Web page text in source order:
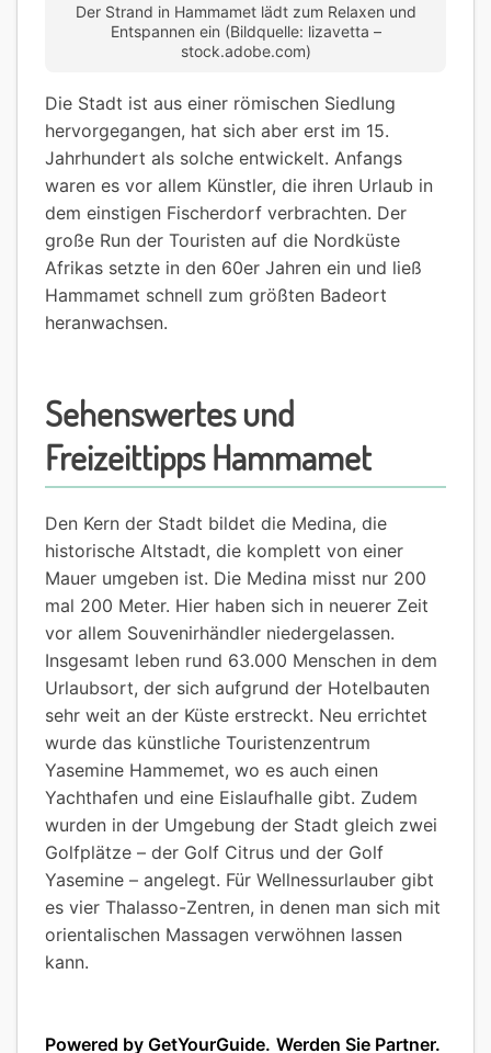
Der Strand in Hammamet lädt zum Relaxen und
Entspannen ein (Bildquelle: lizavetta –
stock.adobe.com)
Die Stadt ist aus einer römischen Siedlung
hervorgegangen, hat sich aber erst im 15.
Jahrhundert als solche entwickelt. Anfangs
waren es vor allem Künstler, die ihren Urlaub in
dem einstigen Fischerdorf verbrachten. Der
große Run der Touristen auf die Nordküste
Afrikas setzte in den 60er Jahren ein und ließ
Hammamet schnell zum größten Badeort
heranwachsen.
Sehenswertes und
Freizeittipps Hammamet
Den Kern der Stadt bildet die Medina, die
historische Altstadt, die komplett von einer
Mauer umgeben ist. Die Medina misst nur 200
mal 200 Meter. Hier haben sich in neuerer Zeit
vor allem Souvenirhändler niedergelassen.
Insgesamt leben rund 63.000 Menschen in dem
Urlaubsort, der sich aufgrund der Hotelbauten
sehr weit an der Küste erstreckt. Neu errichtet
wurde das künstliche Touristenzentrum
Yasemine Hammemet, wo es auch einen
Yachthafen und eine Eislaufhalle gibt. Zudem
wurden in der Umgebung der Stadt gleich zwei
Golfplätze – der Golf Citrus und der Golf
Yasemine – angelegt. Für Wellnessurlauber gibt
es vier Thalasso-Zentren, in denen man sich mit
orientalischen Massagen verwöhnen lassen
kann.
Powered by GetYourGuide. Werden Sie Partner.